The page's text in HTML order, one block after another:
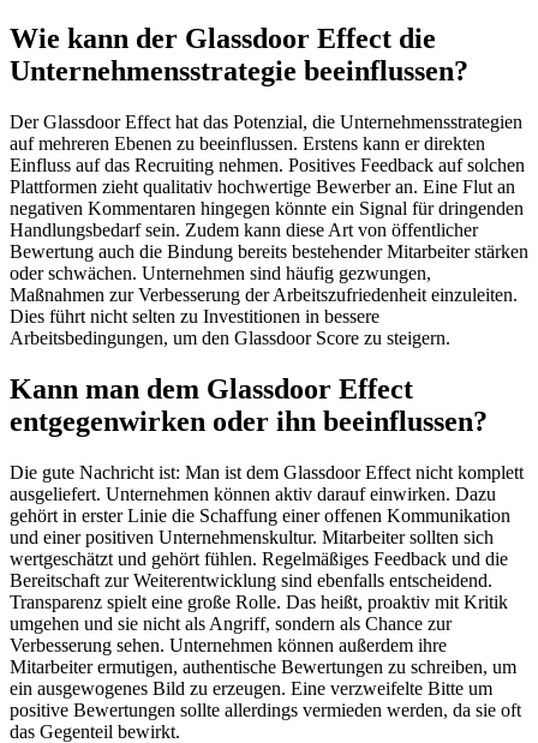
Wie kann der Glassdoor Effect die
Unternehmensstrategie beeinflussen?
Der Glassdoor Effect hat das Potenzial, die Unternehmensstrategien
auf mehreren Ebenen zu beeinflussen. Erstens kann er direkten
Einfluss auf das Recruiting nehmen. Positives Feedback auf solchen
Plattformen zieht qualitativ hochwertige Bewerber an. Eine Flut an
negativen Kommentaren hingegen könnte ein Signal für dringenden
Handlungsbedarf sein. Zudem kann diese Art von öffentlicher
Bewertung auch die Bindung bereits bestehender Mitarbeiter stärken
oder schwächen. Unternehmen sind häufig gezwungen,
Maßnahmen zur Verbesserung der Arbeitszufriedenheit einzuleiten.
Dies führt nicht selten zu Investitionen in bessere
Arbeitsbedingungen, um den Glassdoor Score zu steigern.
Kann man dem Glassdoor Effect
entgegenwirken oder ihn beeinflussen?
Die gute Nachricht ist: Man ist dem Glassdoor Effect nicht komplett
ausgeliefert. Unternehmen können aktiv darauf einwirken. Dazu
gehört in erster Linie die Schaffung einer offenen Kommunikation
und einer positiven Unternehmenskultur. Mitarbeiter sollten sich
wertgeschätzt und gehört fühlen. Regelmäßiges Feedback und die
Bereitschaft zur Weiterentwicklung sind ebenfalls entscheidend.
Transparenz spielt eine große Rolle. Das heißt, proaktiv mit Kritik
umgehen und sie nicht als Angriff, sondern als Chance zur
Verbesserung sehen. Unternehmen können außerdem ihre
Mitarbeiter ermutigen, authentische Bewertungen zu schreiben, um
ein ausgewogenes Bild zu erzeugen. Eine verzweifelte Bitte um
positive Bewertungen sollte allerdings vermieden werden, da sie oft
das Gegenteil bewirkt.